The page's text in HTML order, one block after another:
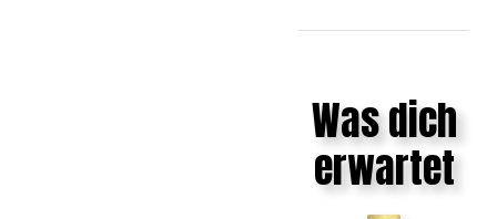
Was dich
erwartet